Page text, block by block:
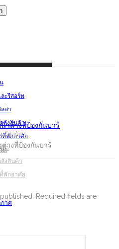
ะรีสอร์ท
ล่า
ลังสินค้า
ที่พักอาศัย
ท
กาศ
ะรีสอร์ท
ล่า
ลังสินค้า
พักอาศัย
ท
างที่ป้องกันบาร์
Required fields are